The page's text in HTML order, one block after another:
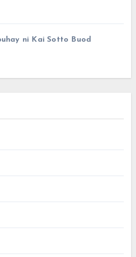
ni Kai Sotto Buod